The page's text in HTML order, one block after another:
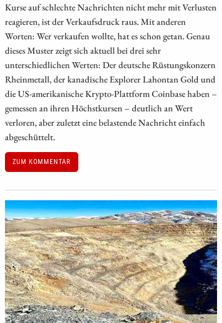
Kurse auf schlechte Nachrichten nicht mehr mit Verlusten
reagieren, ist der Verkaufsdruck raus. Mit anderen
Worten: Wer verkaufen wollte, hat es schon getan. Genau
dieses Muster zeigt sich aktuell bei drei sehr
unterschiedlichen Werten: Der deutsche Rüstungskonzern
Rheinmetall, der kanadische Explorer Lahontan Gold und
die US-amerikanische Krypto-Plattform Coinbase haben –
gemessen an ihren Höchstkursen – deutlich an Wert
verloren, aber zuletzt eine belastende Nachricht einfach
abgeschüttelt.
ZUM KOMMENTAR